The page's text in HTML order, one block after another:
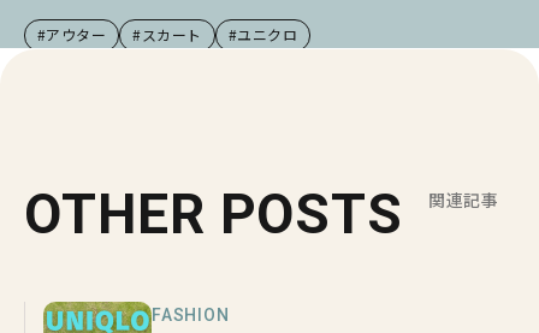
#アウター #スカート #ユニクロ
OTHER POSTS 関連記事
FASHION